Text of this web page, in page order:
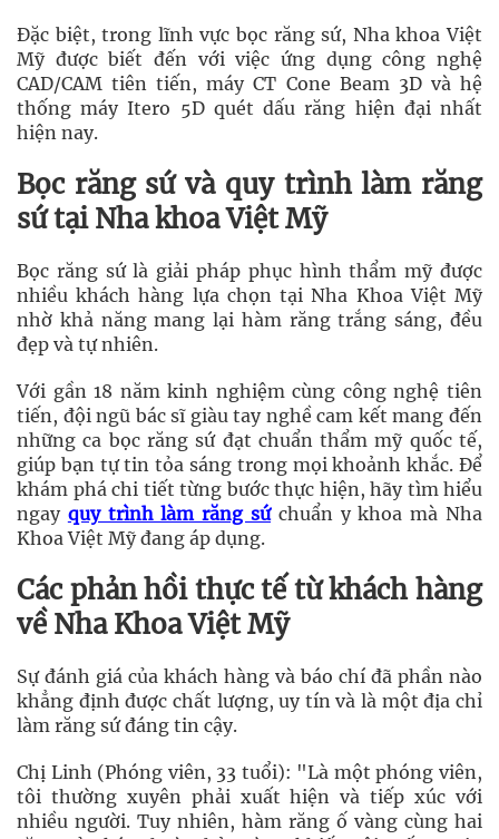
Đặc biệt, trong lĩnh vực bọc răng sứ, Nha khoa Việt
Mỹ được biết đến với việc ứng dụng công nghệ
CAD/CAM tiên tiến, máy CT Cone Beam 3D và hệ
thống máy Itero 5D quét dấu răng hiện đại nhất
hiện nay.
Bọc răng sứ và quy trình làm răng
sứ tại Nha khoa Việt Mỹ
Bọc răng sứ là giải pháp phục hình thẩm mỹ được
nhiều khách hàng lựa chọn tại Nha Khoa Việt Mỹ
nhờ khả năng mang lại hàm răng trắng sáng, đều
đẹp và tự nhiên.
Với gần 18 năm kinh nghiệm cùng công nghệ tiên
tiến, đội ngũ bác sĩ giàu tay nghề cam kết mang đến
những ca bọc răng sứ đạt chuẩn thẩm mỹ quốc tế,
giúp bạn tự tin tỏa sáng trong mọi khoảnh khắc. Để
khám phá chi tiết từng bước thực hiện, hãy tìm hiểu
ngay quy trình làm răng sứchuẩn y khoa mà Nha
Khoa Việt Mỹ đang áp dụng.
Các phản hồi thực tế từ khách hàng
về Nha Khoa Việt Mỹ
Sự đánh giá của khách hàng và báo chí đã phần nào
khẳng định được chất lượng, uy tín và là một địa chỉ
làm răng sứ đáng tin cậy.
Chị Linh (Phóng viên, 33 tuổi): "Là một phóng viên,
tôi thường xuyên phải xuất hiện và tiếp xúc với
nhiều người. Tuy nhiên, hàm răng ố vàng cùng hai